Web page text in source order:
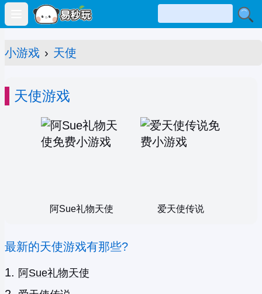
Open main menu
小游戏 › 天使
天使游戏
阿Sue礼物天使 爱天使传说
最新的天使游戏有那些?
阿Sue礼物天使